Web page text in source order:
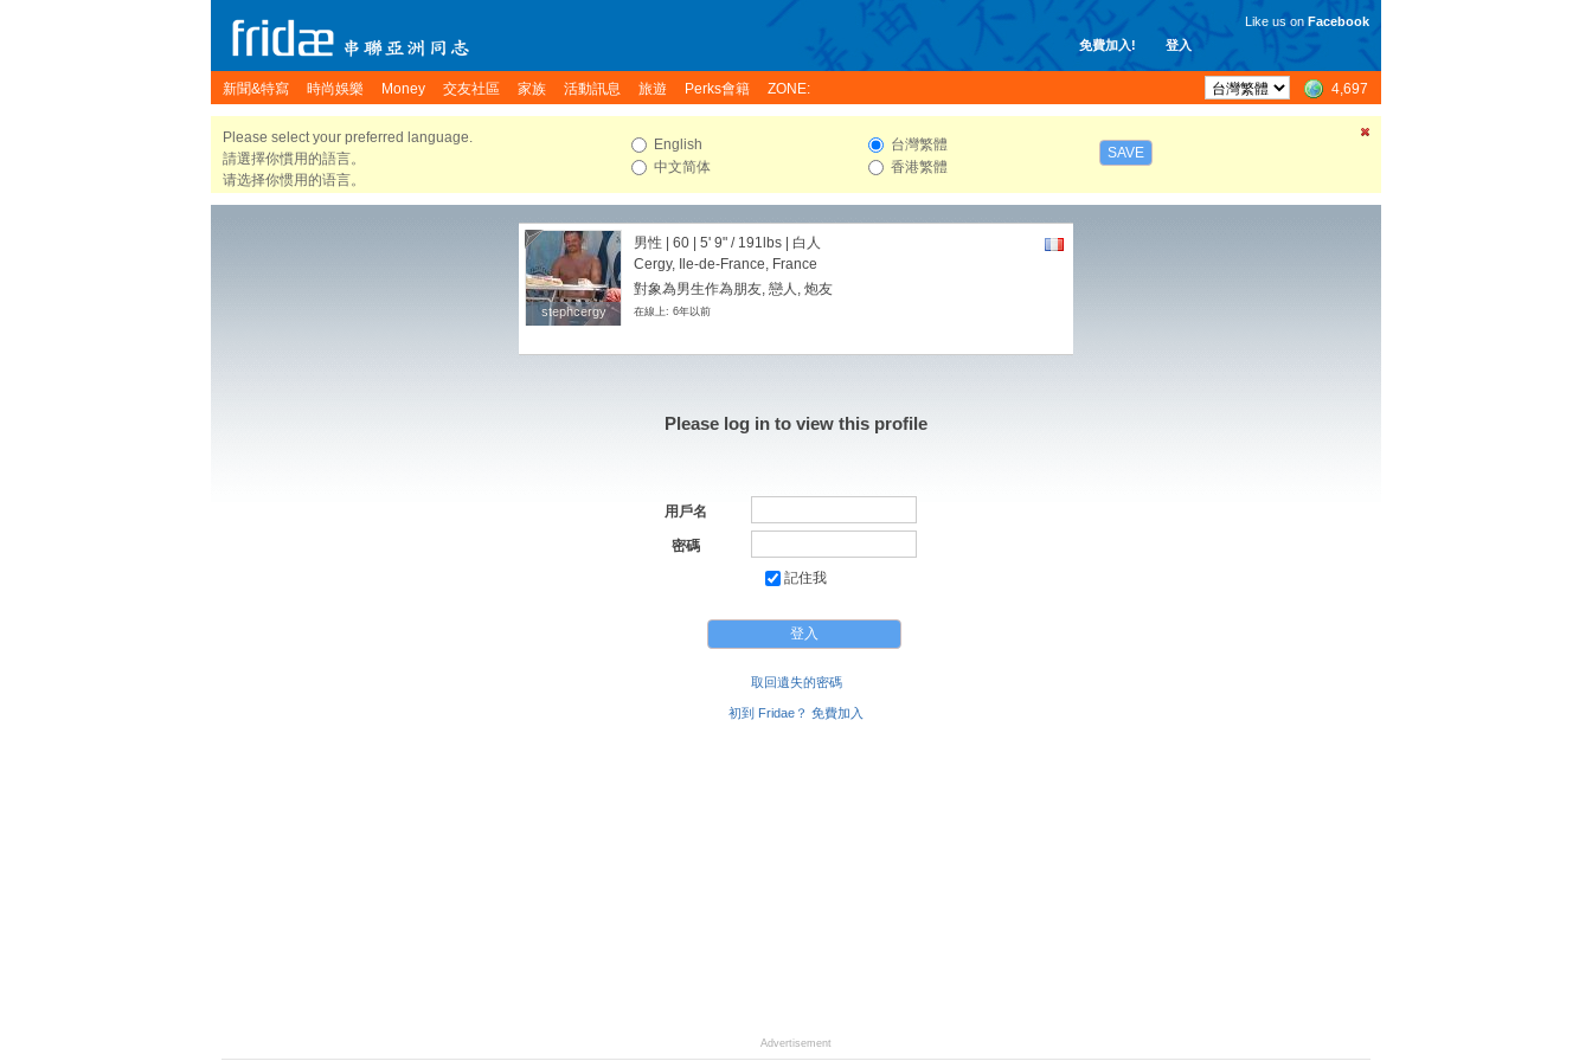
免費加入! 登入
Like us on Facebook
新聞&特寫 時尚娛樂 Money 交友社區 家族 活動訊息 旅遊 Perks會籍 ZONE: 4,697
Please select your preferred language.
請選擇你慣用的語言。
请选择你惯用的语言。
English
中文简体
台灣繁體
香港繁體
SAVE
stephcergy
stephcergy
男性 | 60 | 5' 9" / 191lbs | 白人
Cergy, Ile-de-France, France
對象為男生作為朋友, 戀人, 炮友
在線上: 6年以前
Please log in to view this profile
用戶名
密碼
記住我
取回遺失的密碼
初到 Fridae？ 免費加入
Advertisement